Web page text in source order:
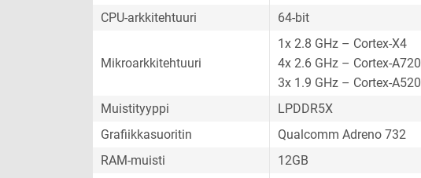
CPU-arkkitehtuuri
64-bit
Mikroarkkitehtuuri
1x 2.8 GHz – Cortex-X4
4x 2.6 GHz – Cortex-A720
3x 1.9 GHz – Cortex-A520
Muistityyppi
LPDDR5X
Grafiikkasuoritin
Qualcomm Adreno 732
RAM-muisti
12GB